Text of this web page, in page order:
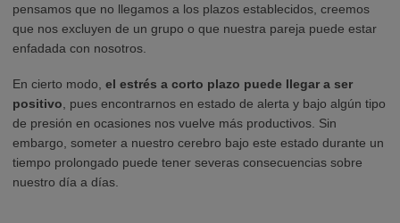
pensamos que no llegamos a los plazos establecidos, creemos
que nos excluyen de un grupo o que nuestra pareja puede estar
enfadada con nosotros.
En cierto modo, el estrés a corto plazo puede llegar a ser
positivo , pues encontrarnos en estado de alerta y bajo algún tipo
de presión en ocasiones nos vuelve más productivos. Sin
embargo, someter a nuestro cerebro bajo este estado durante un
tiempo prolongado puede tener severas consecuencias sobre
nuestro día a días.